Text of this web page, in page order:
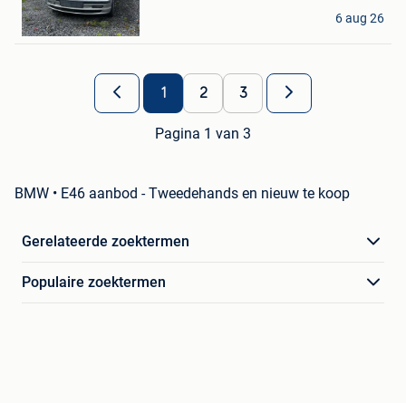
XV
Zonnebeke
6 aug 26
1 2 3
Pagina 1 van 3
BMW • E46 aanbod - Tweedehands en nieuw te koop
Gerelateerde zoektermen
Populaire zoektermen